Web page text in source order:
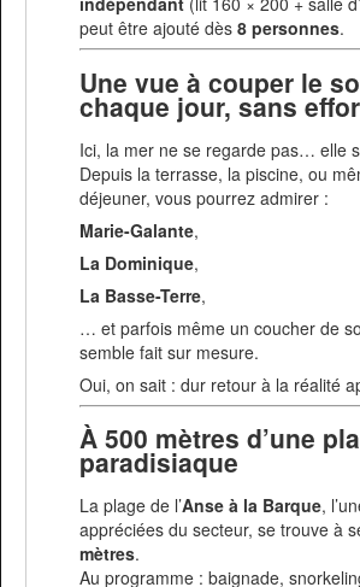
peut être ajouté dès 8 personnes.
Une vue à couper le
chaque jour, sans
Ici, la mer ne se regarde pas… elle
Depuis la terrasse, la piscine, ou
déjeuner, vous pourrez admirer :
Marie-Galante,
La Dominique,
La Basse-Terre,
… et parfois même un coucher de
semble fait sur mesure.
Oui, on sait : dur retour à la réalité
À 500 mètres d’une
paradisiaque
La plage de l’Anse à la Barque,
appréciées du secteur, se trouve à
mètres.
Au programme : baignade,